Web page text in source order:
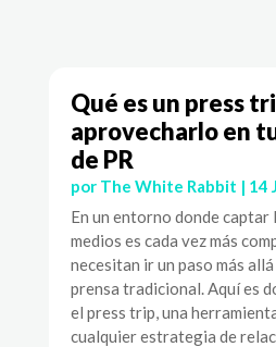
Qué es un press
aprovecharlo en
de PR
por The White Rabbit | 14
En un entorno donde captar
medios es cada vez más
necesitan ir un paso más
prensa tradicional. Aquí es
el press trip, una
cualquier estrategia de